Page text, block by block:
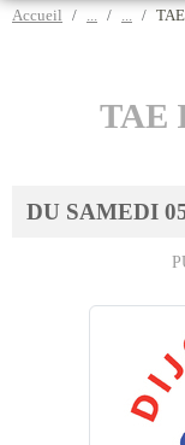
Accueil
TAE
DU SAMEDI